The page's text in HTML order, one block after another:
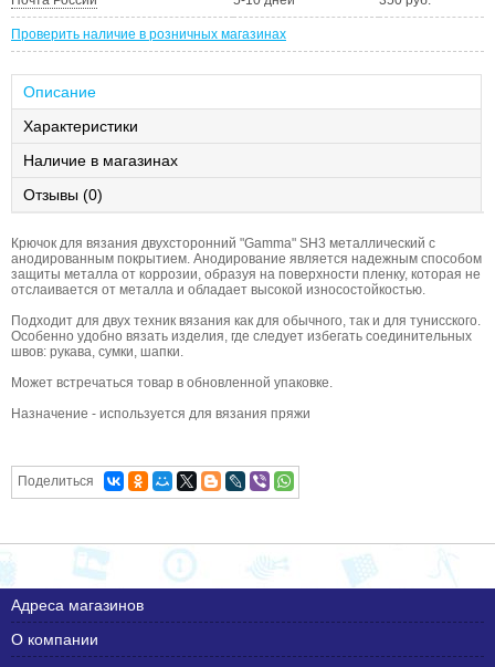
Проверить наличие в розничных магазинах
Описание
Характеристики
Наличие в магазинах
Отзывы (0)
Крючок для вязания двухсторонний "Gamma" SH3 металлический с
анодированным покрытием. Анодирование является надежным способом
защиты металла от коррозии, образуя на поверхности пленку, которая не
отслаивается от металла и обладает высокой износостойкостью.
Подходит для двух техник вязания как для обычного, так и для тунисского.
Особенно удобно вязать изделия, где следует избегать соединительных
швов: рукава, сумки, шапки.
Может встречаться товар в обновленной упаковке.
Назначение - используется для вязания пряжи
Поделиться
Адреса магазинов
О компании